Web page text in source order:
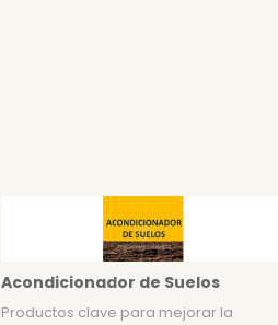
Acondicionador de Suelos
Productos clave para mejorar la